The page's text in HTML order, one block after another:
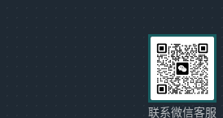
联系微信客服